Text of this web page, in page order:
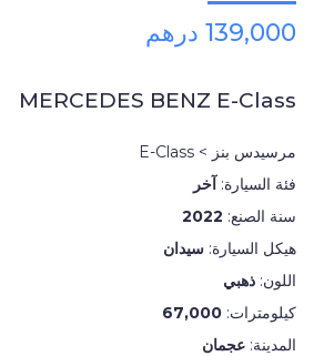
139,000 درهم
MERCEDES BENZ E-Class
مرسيدس بنز > E-Class
فئة السيارة: آخر
سنة الصنع: 2022
هيكل السيارة: سيدان
اللون: ذهبي
كيلومترات: 67,000
المدينة: عجمان